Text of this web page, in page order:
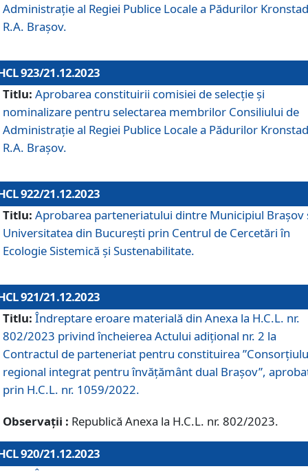
Administraţie al Regiei Publice Locale a Pădurilor
R.A. Brașov.
923/21.12.2023
Titlu: Aprobarea constituirii comisiei de selecție și
nominalizare pentru selectarea membrilor Consiliului de
Administrație al Regiei Publice Locale a Pădurilor
R.A. Brașov.
922/21.12.2023
Titlu: Aprobarea parteneriatului dintre Municipiul Brașov
Universitatea din București prin Centrul de Cercetări în
Ecologie Sistemică și Sustenabilitate.
921/21.12.2023
Titlu: Îndreptare eroare materială din Anexa la H.C.L. nr.
802/2023 privind încheierea Actului adițional nr. 2 la
Contractul de parteneriat pentru constituirea
regional integrat pentru învățământ dual Brașov”,
prin H.C.L. nr. 1059/2022.
Observații : Republică Anexa la H.C.L. nr. 802/2023.
920/21.12.2023